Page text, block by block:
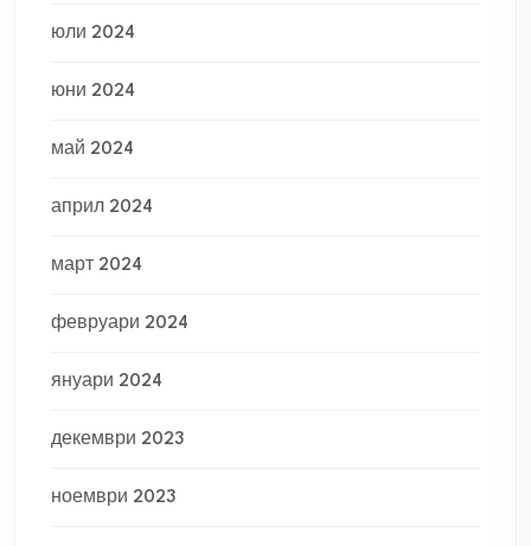
юли 2024
юни 2024
май 2024
април 2024
март 2024
февруари 2024
януари 2024
декември 2023
ноември 2023